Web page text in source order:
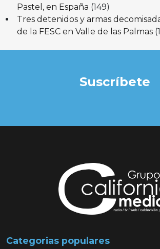
Pastel, en España (149)
Tres detenidos y armas
de la FESC en Valle de las Palmas
Suscríbete
Categorias populares